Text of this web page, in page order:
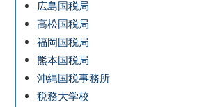
広島国税局
高松国税局
福岡国税局
熊本国税局
沖縄国税事務所
税務大学校